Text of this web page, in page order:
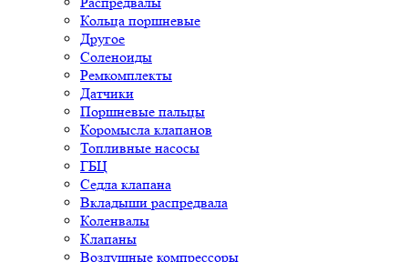
Кольца поршневые
Другое
Соленоиды
Ремкомплекты
Датчики
Поршневые пальцы
Коромысла клапанов
Топливные насосы
ГБЦ
Седла клапана
Вкладыши распредвала
Коленвалы
Клапаны
Воздушные компрессоры